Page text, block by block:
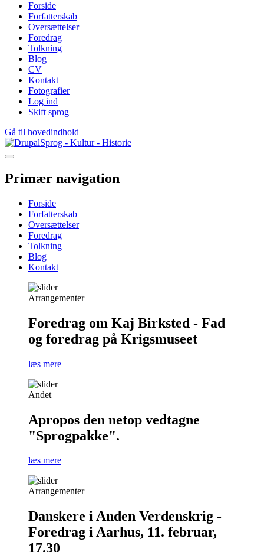
Forside
Forfatterskab
Oversættelser
Foredrag
Tolkning
Blog
CV
Kontakt
Fotografier
Log ind
Skift sprog
Gå til hovedindhold
Sprog - Kultur - Historie
Primær navigation
Forside
Forfatterskab
Oversættelser
Foredrag
Tolkning
Blog
Kontakt
Arrangementer
Foredrag om Kaj Birksted - Fad
og foredrag på Krigsmuseet
læs mere
Andet
Apropos den netop vedtagne
"Sprogpakke".
læs mere
Arrangementer
Danskere i Anden Verdenskrig -
Foredrag i Aarhus, 11. februar,
17.30